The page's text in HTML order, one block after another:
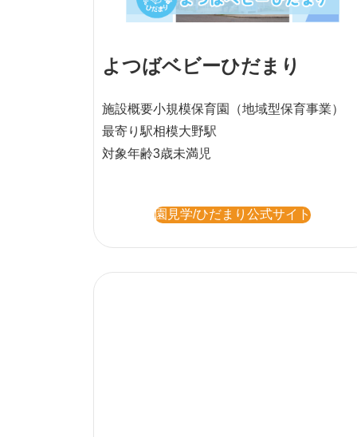
よつばベビーひだまり
施設概要小規模保育園
（地域型保育事業）
最寄り駅相模大野駅
対象年齢3歳未満児
園見学/ひだまり公式サイト